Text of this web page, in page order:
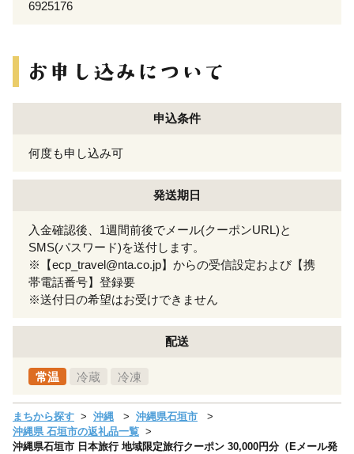
6925176
申込条件
何度も申し込み可
発送期日
入金確認後、1週間前後でメール(クーポンURL)と
SMS(パスワード)を送付します。
※【ecp_travel@nta.co.jp】からの受信設定および【携
帯電話番号】登録要
※送付日の希望はお受けできません
配送
常温 冷蔵 冷凍
まちから探す 沖縄
沖縄県石垣市
沖縄県 石垣市の返礼品一覧
沖縄県石垣市 日本旅行 地域限定旅行クーポン 30,000円分（Eメール発